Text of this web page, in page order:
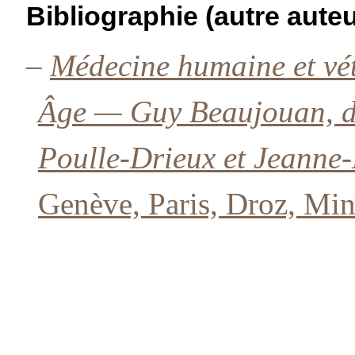
Bibliographie (autre
– Médecine humaine et
Âge — Guy Beaujouan,
Poulle-Drieux et
Genève, Paris, Droz,